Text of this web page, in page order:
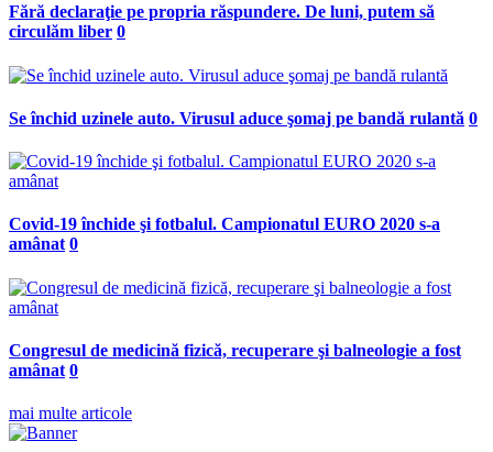
Fără declaraţie pe propria răspundere. De luni, putem să
circulăm liber 0
Se închid uzinele auto. Virusul aduce şomaj pe bandă rulantă 0
Covid-19 închide şi fotbalul. Campionatul EURO 2020 s-a
amânat 0
Congresul de medicină fizică, recuperare şi balneologie a fost
amânat 0
mai multe articole